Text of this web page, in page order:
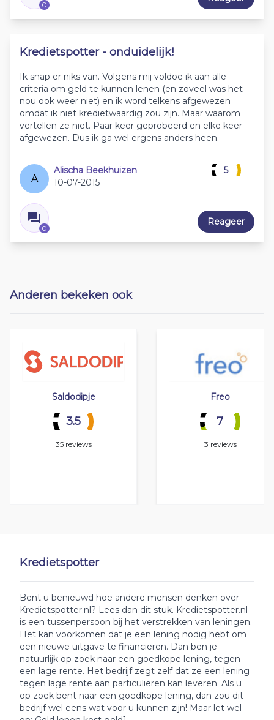
Kredietspotter
Bent u benieuwd hoe andere mensen denken over
Kredietspotter.nl? Lees dan dit stuk. Kredietspotter.nl
is een tussenpersoon bij het verstrekken van leningen.
Het kan voorkomen dat je een lening nodig hebt om
een nieuwe uitgave te financieren. Dan ben je
natuurlijk op zoek naar een goedkope lening, tegen
een lage rente. Het bedrijf zegt zelf dat ze een lening
tegen lage rente aan particulieren kan leveren. Als u
op zoek bent naar een goedkope lening, dan zou dit
bedrijf wel eens wat voor u kunnen zijn! Maar let wel
0
Kredietspotter - onduidelijk!
Ik snap er niks van. Volgens mij voldoe ik aan alle
criteria om geld te kunnen lenen (en zoveel was het
nou ook weer niet) en ik word telkens afgewezen
omdat ik niet kredietwaardig zou zijn. Maar waarom
vertellen ze niet. Paar keer geprobeerd en elke keer
afgewezen. Dus ik ga wel ergens anders heen.
A
Alischa Beekhuizen
10-07-2015
0
5
Reageer
Anderen bekeken ook
Saldodipje
3.5
35 reviews
Freo
7
3 reviews